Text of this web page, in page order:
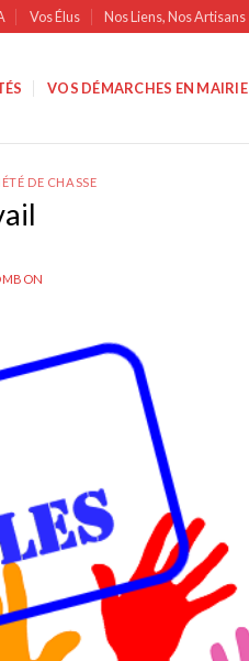
Vos Élus Nos Liens, Nos Artisans
VOS DÉMARCHES EN MAIRIE
DE CHASSE